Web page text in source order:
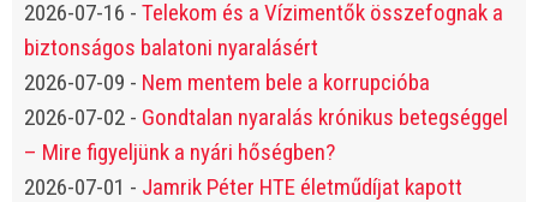
2026-07-16 - Telekom és a Vízimentők összefognak a
biztonságos balatoni nyaralásért
2026-07-09 - Nem mentem bele a korrupcióba
2026-07-02 - Gondtalan nyaralás krónikus betegséggel
– Mire figyeljünk a nyári hőségben?
2026-07-01 - Jamrik Péter HTE életműdíjat kapott